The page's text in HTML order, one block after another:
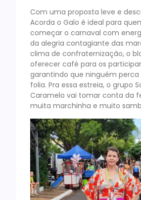
Com uma proposta leve e
Acorda o Galo é ideal para
começar o carnaval com
da alegria contagiante das
clima de confraternização, o
oferecer café para os
garantindo que ninguém
folia. Pra essa estreia, o grupo
Caramelo vai tomar conta da
muita marchinha e muito